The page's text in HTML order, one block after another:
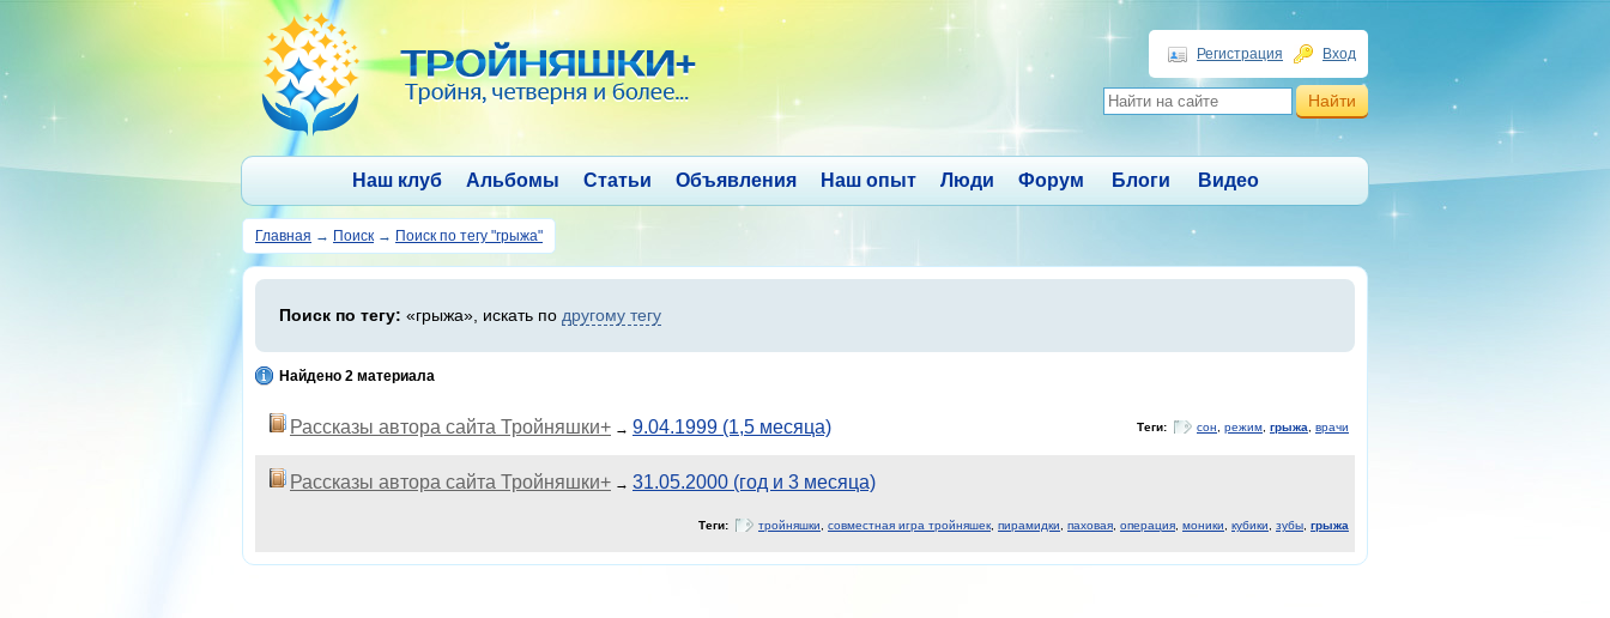
Регистрация Вход
Наш клуб Альбомы Статьи Объявления Наш опыт Люди Форум Блоги Видео
Главная → Поиск → Поиск по тегу "грыжа"
Поиск по тегу: «грыжа», искать по другому тегу
Найдено 2 материала
Рассказы автора сайта Тройняшки+ → 9.04.1999 (1,5 месяца) Теги: сон режим грыжа врачи
Рассказы автора сайта Тройняшки+ → 31.05.2000 (год и 3 месяца)
Теги: тройняшки совместная игра тройняшек пирамидки паховая операция моники кубики зубы грыжа